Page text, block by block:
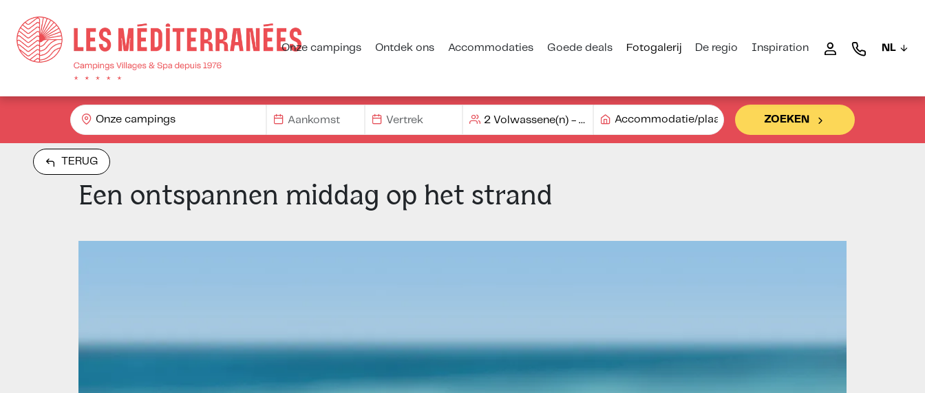
NL
Onze campings Ontdek ons Accommodaties Goede deals Fotogalerij De regio Inspiration
Onze campings Accommodatie/plaats ZOEKEN
TERUG
Een ontspannen middag op het strand